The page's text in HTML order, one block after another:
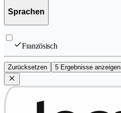
Sprachen
Französisch
Zurücksetzen 5 Ergebnisse anzeigen